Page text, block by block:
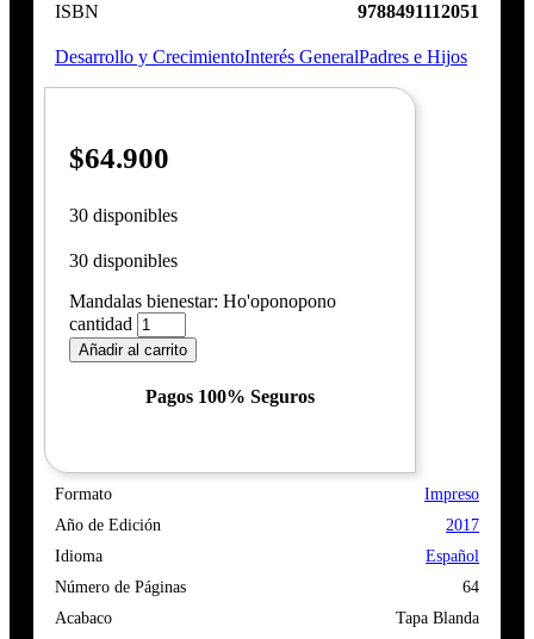
ISBN
9788491112051
Desarrollo y CrecimientoInterés GeneralPadres e Hijos
$64.900
30 disponibles
30 disponibles
Mandalas bienestar: Ho'oponopono
cantidad
Añadir al carrito
Pagos 100% Seguros
Formato
Impreso
Año de Edición
2017
Idioma
Español
Número de Páginas
64
Acabaco
Tapa Blanda